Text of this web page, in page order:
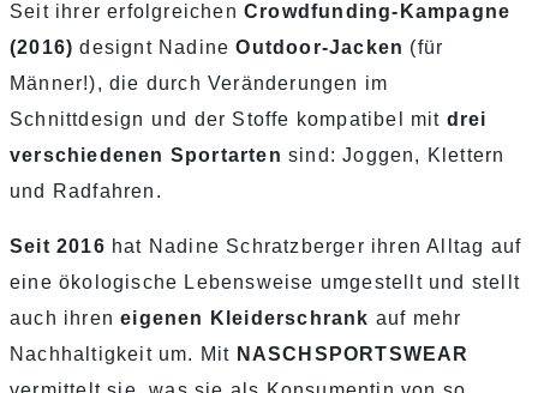
Seit ihrer erfolgreichen Crowdfunding-Kampagne
(2016) designt NadineOutdoor-Jacken (für
Männer!), die durch Veränderungen im
Schnittdesign und der Stoffe kompatibel mit drei
verschiedenen Sportarten sind: Joggen, Klettern
und Radfahren.
Seit 2016 hat Nadine Schratzberger ihren Alltag auf
eine ökologische Lebensweise umgestellt und stellt
auch ihreneigenen Kleiderschrank auf mehr
Nachhaltigkeit um. Mit NASCHSPORTSWEAR